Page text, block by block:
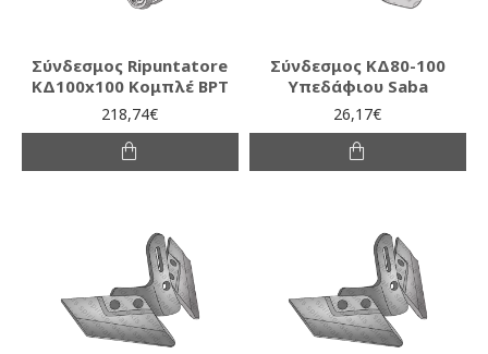
Σύνδεσμος Ripuntatore
ΚΔ100x100 Κομπλέ BPT
218,74€
Σύνδεσμος ΚΔ80-100
Υπεδάφιου Saba
26,17€